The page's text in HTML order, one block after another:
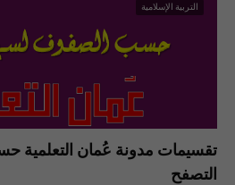
التربية الإسلامية
تقسيمات مدونة عُمان التعلمية
التصفح